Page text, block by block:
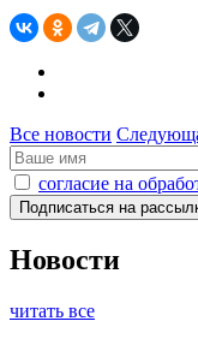
Все новости
согласие на
Новости
читать все